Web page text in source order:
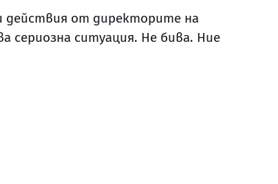
действия от директорите на
сериозна ситуация. Не бива. Ние